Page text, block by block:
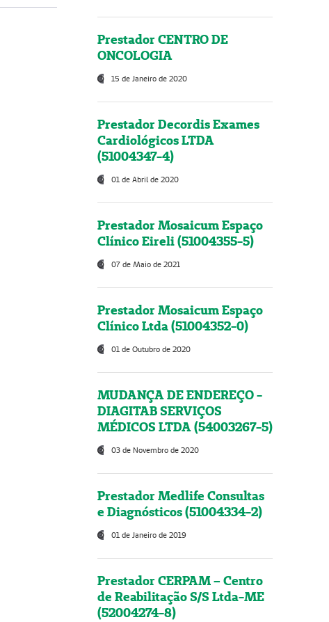
Prestador CENTRO DE
ONCOLOGIA
15 de Janeiro de 2020
Prestador Decordis Exames
Cardiológicos LTDA
(51004347-4)
01 de Abril de 2020
Prestador Mosaicum Espaço
Clínico Eireli (51004355-5)
07 de Maio de 2021
Prestador Mosaicum Espaço
Clínico Ltda (51004352-0)
01 de Outubro de 2020
MUDANÇA DE ENDEREÇO -
DIAGITAB SERVIÇOS
MÉDICOS LTDA (54003267-5)
03 de Novembro de 2020
Prestador Medlife Consultas
e Diagnósticos (51004334-2)
01 de Janeiro de 2019
Prestador CERPAM – Centro
de Reabilitação S/S Ltda-ME
(52004274-8)